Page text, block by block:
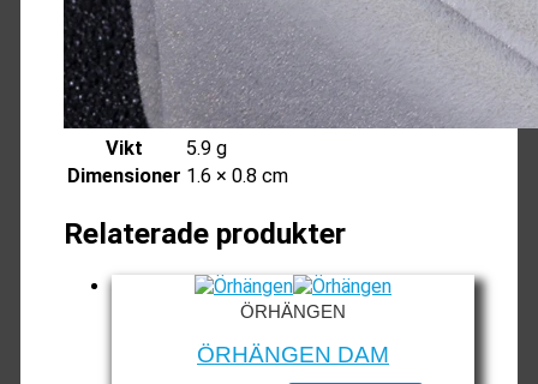
Vikt
5.9 g
Dimensioner 1.6 × 0.8 cm
Relaterade produkter
ÖRHÄNGEN
ÖRHÄNGEN DAM